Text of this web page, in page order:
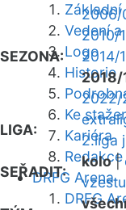
Základní
Vedení
Logo
Historie
Ke
Kariéra
DRFG Arena
DRFG
SEZONA:
2006/
2010/
2014/
2018/
2022/
LIGA:
2.liga
SEŘADIT:
kolo|